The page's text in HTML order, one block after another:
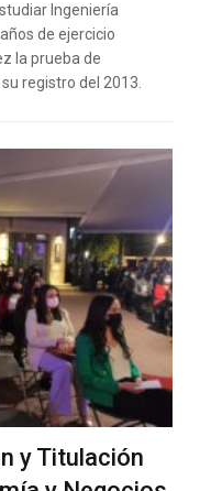
Ingeniería
de ejercicio
la prueba de
registro del 2013.
y Titulación